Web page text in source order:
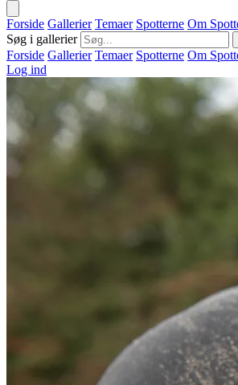
Forside Gallerier Temaer Spotterne Om
Søg i gallerier
Forside Gallerier Temaer Spotterne Om
Log ind